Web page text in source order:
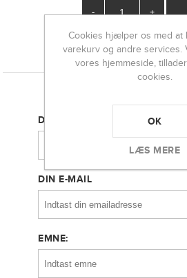
- +
KONTAKT OS
DIT NAVN
DIN E-MAIL
EMNE:
Cookies hjælper os med at
varekurv og andre services.
vores hjemmeside,
cookies.
OK
LÆS MERE